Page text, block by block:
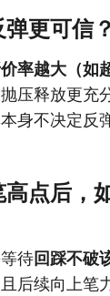
更可信？
率越大（如
压释放更充
身不决定反
点后，
待回踩不破
后续向上笔